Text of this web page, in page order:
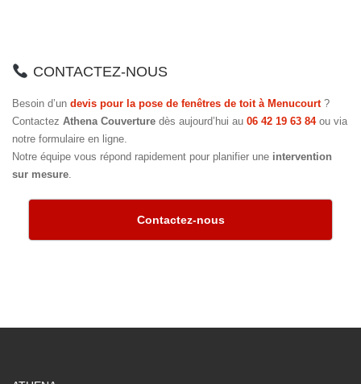
CONTACTEZ-NOUS
Besoin d’un devis pour la pose de fenêtres de toit à Menucourt?
Contactez Athena Couverture dès aujourd’hui au 06 42 19 63 84ou via
notre formulaire en ligne.
Notre équipe vous répond rapidement pour planifier une intervention
sur mesure.
Contactez-nous